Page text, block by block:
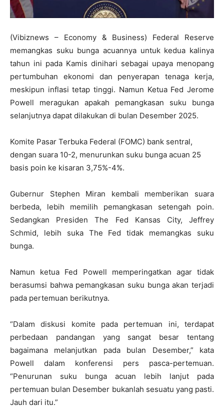
(Vibiznews – Economy & Business) Federal Reserve
memangkas suku bunga acuannya untuk kedua kalinya
tahun ini pada Kamis dinihari sebagai upaya menopang
pertumbuhan ekonomi dan penyerapan tenaga kerja,
meskipun inflasi tetap tinggi. Namun Ketua Fed Jerome
Powell meragukan apakah pemangkasan suku bunga
selanjutnya dapat dilakukan di bulan Desember 2025.
Komite Pasar Terbuka Federal (FOMC) bank sentral,
dengan suara 10-2, menurunkan suku bunga acuan 25
basis poin ke kisaran 3,75%-4%.
Gubernur Stephen Miran kembali memberikan suara
berbeda, lebih memilih pemangkasan setengah poin.
Sedangkan Presiden The Fed Kansas City, Jeffrey
Schmid, lebih suka The Fed tidak memangkas suku
bunga.
Namun ketua Fed Powell memperingatkan agar tidak
berasumsi bahwa pemangkasan suku bunga akan terjadi
pada pertemuan berikutnya.
“Dalam diskusi komite pada pertemuan ini, terdapat
perbedaan pandangan yang sangat besar tentang
bagaimana melanjutkan pada bulan Desember,” kata
Powell dalam konferensi pers pasca-pertemuan.
“Penurunan suku bunga acuan lebih lanjut pada
pertemuan bulan Desember bukanlah sesuatu yang pasti.
Jauh dari itu.”